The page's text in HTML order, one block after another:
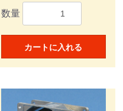
ACサーボシステム セットモ
デル
ACサーボモータ/アンプ
(SANMOTION R 3E Model)
DCサーボモータ(SANMOTION
ACサーボモータ/アンプ
(SANMOTION R)
2相ステッピングシステム
3相ステッピングモータ
5相ステッピングシステム
クローズドループステッピン
システム
プッシュスイッチ
トグルスイッチ
キースイッチ
タクトスイッチ
スライドスイッチ
ロッカスイッチ
押しボタンスイッチ
波動スイッチ
トグルスイッチ
波型スイッチ(Rocker
フットスイッチ
磁気近接スイッチ
工具
数量
カートに入れる